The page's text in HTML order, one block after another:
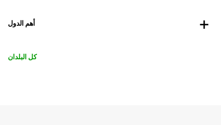
أهم الدول
كل البلدان